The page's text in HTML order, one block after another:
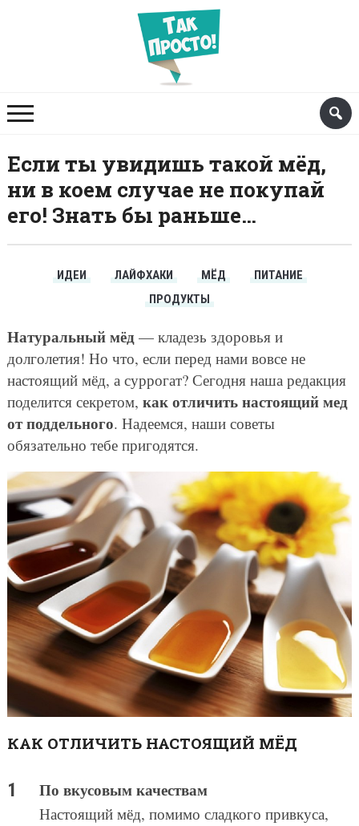
Если ты увидишь такой мёд,
ни в коем случае не покупай
его! Знать бы раньше…
ИДЕИ ЛАЙФХАКИ МЁД
ПИТАНИЕ
ПРОДУКТЫ
Натуральный мёд— кладезь здоровья и
долголетия! Но что, если перед нами вовсе не
настоящий мёд, а суррогат? Сегодня наша редакция
поделится секретом, как отличить настоящий мед
от поддельного. Надеемся, наши советы
обязательно тебе пригодятся.
КАК ОТЛИЧИТЬ НАСТОЯЩИЙ МЁД
По вкусовым качествам
Настоящий мёд, помимо сладкого привкуса,